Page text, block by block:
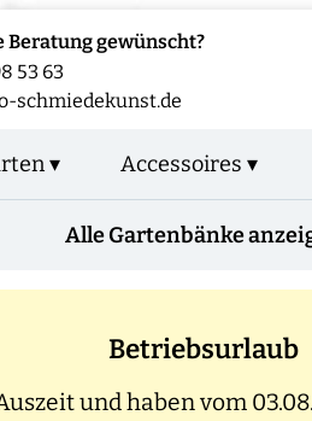
gewünscht?
53 63
schmiedekunst.de
▾ Accessoires ▾
Alle Gartenbänke
Betriebsurlaub
und haben vom